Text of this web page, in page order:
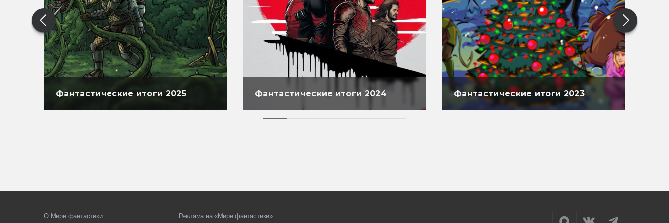
Фантастические итоги 2025 Фантастические итоги 2024 Фантастические итоги 2023
О Мире фантастики Реклама на «Мире фантастики»